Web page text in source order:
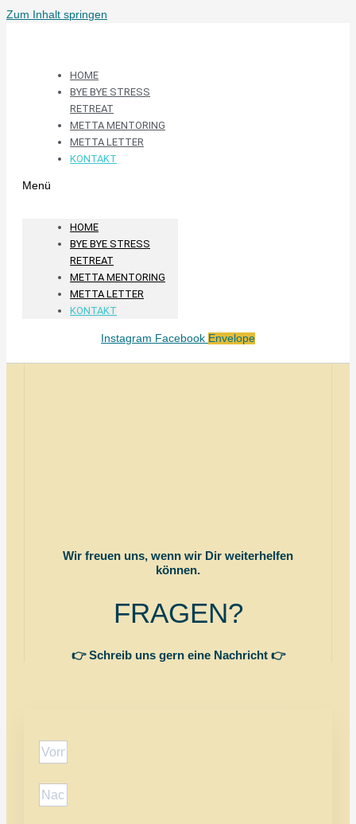
Zum Inhalt springen
HOME
BYE BYE STRESS
RETREAT
METTA MENTORING
METTA LETTER
KONTAKT
Menü
HOME
BYE BYE STRESS
RETREAT
METTA MENTORING
METTA LETTER
KONTAKT
Instagram Facebook Envelope
Wir freuen uns, wenn wir Dir weiterhelfen
können.
FRAGEN?
👉 Schreib uns gern eine Nachricht 👉